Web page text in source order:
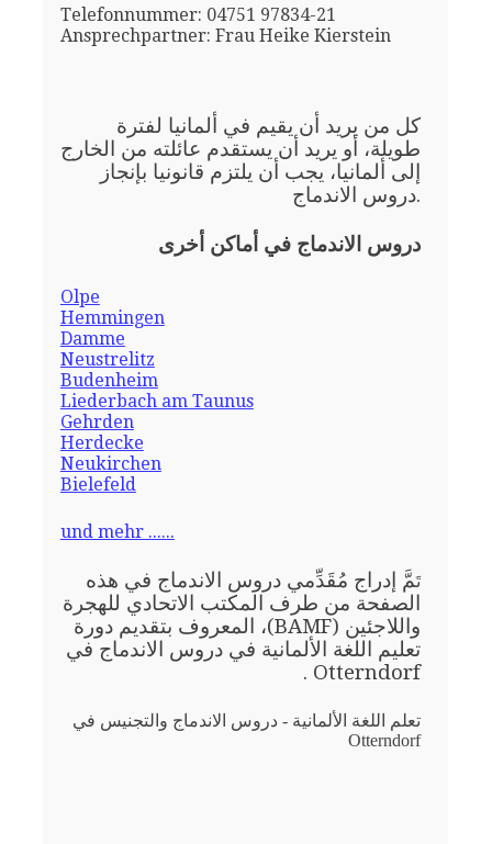
Telefonnummer: 04751 97834-21
Ansprechpartner: Frau Heike Kierstein
كل من يريد أن يقيم في ألمانيا لفترة
طويلة، أو يريد أن يستقدم عائلته من الخارج
إلى ألمانيا، يجب أن يلتزم قانونيا بإنجاز
دروس الاندماج.
دروس الاندماج في أماكن أخرى
Olpe
Hemmingen
Damme
Neustrelitz
Budenheim
Liederbach am Taunus
Gehrden
Herdecke
Neukirchen
Bielefeld
und mehr ......
تَمَّ إدراج مُقَدِّمي دروس الاندماج في هذه
الصفحة من طرف المكتب الاتحادي للهجرة
واللاجئين (BAMF)، المعروف بتقديم دورة
تعليم اللغة الألمانية في دروس الاندماج في
Otterndorf .
تعلم اللغة الألمانية - دروس الاندماج والتجنيس في
Otterndorf